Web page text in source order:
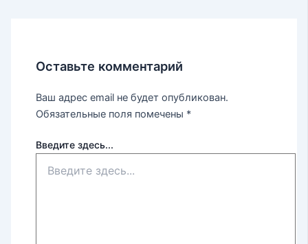
Оставьте комментарий
Ваш адрес email не будет опубликован.
Обязательные поля помечены *
Введите здесь...